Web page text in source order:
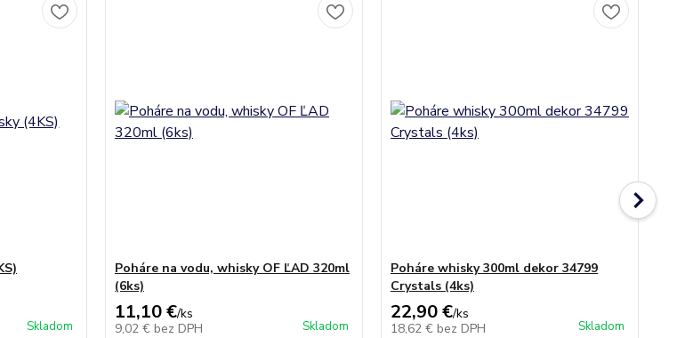
Skladom
Poháre na vodu, whisky OF ĽAD 320ml
(6ks)
11,10 €/ks
9,02 € bez DPH Skladom
Poháre whisky 300ml dekor 34799
Crystals (4ks)
22,90 €/ks
18,62 € bez DPH Skladom